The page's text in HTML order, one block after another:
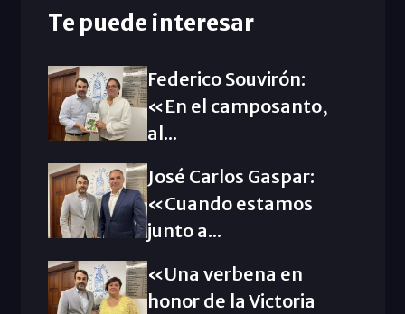
Te puede interesar
Federico Souvirón:
«En el camposanto,
al...
José Carlos Gaspar:
«Cuando estamos
junto a...
«Una verbena en
honor de la Victoria